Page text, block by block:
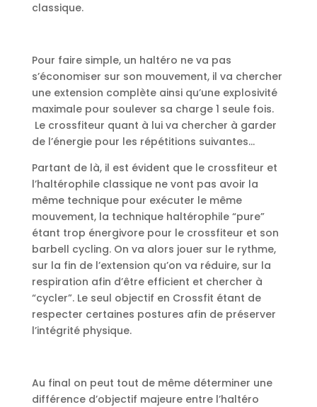
classique.
Pour faire simple, un haltéro ne va pas
s’économiser sur son mouvement, il va chercher
une extension complète ainsi qu’une explosivité
maximale pour soulever sa charge 1 seule fois.
Le crossfiteur quant à lui va chercher à garder
de l’énergie pour les répétitions suivantes…
Partant de là, il est évident que le crossfiteur et
l’haltérophile classique ne vont pas avoir la
même technique pour exécuter le même
mouvement, la technique haltérophile “pure”
étant trop énergivore pour le crossfiteur et son
barbell cycling. On va alors jouer sur le rythme,
sur la fin de l’extension qu’on va réduire, sur la
respiration afin d’être efficient et chercher à
“cycler”. Le seul objectif en Crossfit étant de
respecter certaines postures afin de préserver
l’intégrité physique.
Au final on peut tout de même déterminer une
différence d’objectif majeure entre l’haltéro